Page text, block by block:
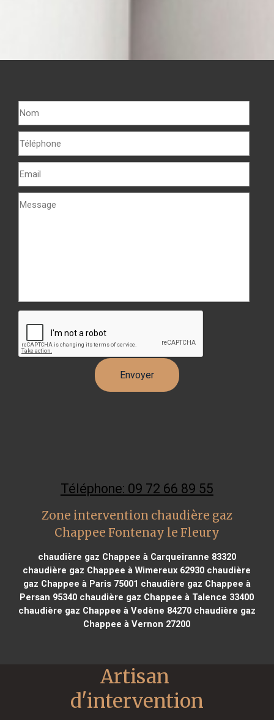
Téléphone: 09 72 66 89 55
Zone intervention chaudière gaz
Chappee Fontenay le Fleury
chaudière gaz Chappee à Carqueiranne 83320
chaudière gaz Chappee à Wimereux 62930 chaudière
gaz Chappee à Paris 75001 chaudière gaz Chappee à
Persan 95340 chaudière gaz Chappee à Talence 33400
chaudière gaz Chappee à Vedène 84270chaudière gaz
Chappee à Vernon 27200
Artisan
d'intervention